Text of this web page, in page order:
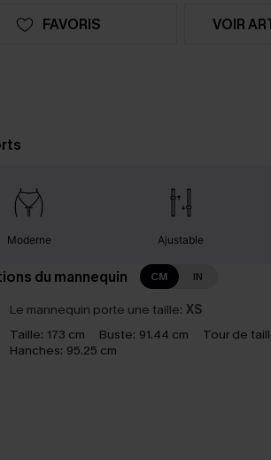
FAVORIS VOIR
Moderne Ajustable
du mannequin CM IN
Le mannequin porte une taille: XS
Taille: 173 cm Buste: 91.44 cm Tour de
Hanches: 95.25 cm